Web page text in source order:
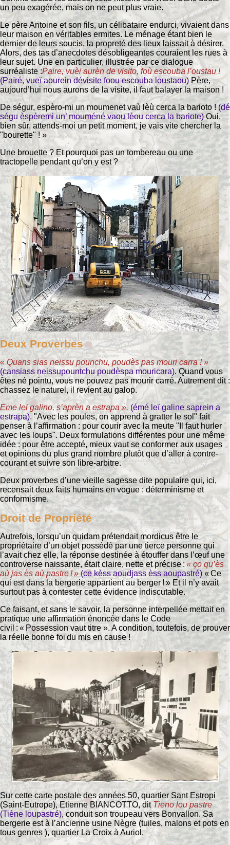
un peu exagérée, mais on ne peut plus vraie.
Le père Antoine et son fils, un célibataire endurci, vivaient dans
leur maison en véritables ermites. Le ménage étant bien le
dernier de leurs soucis, la propreté des lieux laissait à désirer.
Alors, des tas d’anecdotes désobligeantes couraient les rues à
leur sujet. Une en particulier, illustrée par ce dialogue
surréaliste :Paire, vuèi aurèn de visito, foù escouba l’oustau !
(Païré, vueï aourein dévisite foou escouba loustaou)Père,
aujourd’hui nous aurons de la visite, il faut balayer la maison !
De ségur, espèro-mi un moumenet vaù lèù cerca la barioto !(dé
ségu èspèremi un’ mouméné vaou lèou cerca la bariote)Oui,
bien sûr, attends-moi un petit moment, je vais vite chercher la
"bourette" ! »
Une brouette ? Et pourquoi pas un tombereau ou une
tractopelle pendant qu’on y est ?
Deux Proverbes
« Quans sias neissu pounchu, poudès pas mouri carra ! »
(cansiass neissupountchu poudèspa mouricara). Quand vous
êtes né pointu, vous ne pouvez pas mourir carré. Autrement dit :
chassez le naturel, il revient au galop.
Eme lei galino, s’aprèn a estrapa ». (émé leï galine saprein a
estrapa). "Avec les poules, on apprend à gratter le sol" fait
penser à l’affirmation : pour courir avec la meute "Il faut hurler
avec les loups". Deux formulations différentes pour une même
idée : pour être accepté, mieux vaut se conformer aux usages
et opinions du plus grand nombre plutôt que d’aller à contre-
courant et suivre son libre-arbitre.
Deux proverbes d’une vieille sagesse dite populaire qui, ici,
recensait deux faits humains en vogue : déterminisme et
conformisme.
Droit de Propriété
Autrefois, lorsqu’un quidam prétendait mordicus être le
propriétaire d’un objet possédé par une tierce personne qui
l’avait chez elle, la réponse destinée à étouffer dans l’œuf une
controverse naissante, était claire, nette et précise :« ço qu’ès
aù jas ès aù pastre ! » (ce kèss aoudjass èss aoupastré)« Ce
qui est dans la bergerie appartient au berger ! » Et il n’y avait
surtout pas à contester cette évidence indiscutable.
Ce faisant, et sans le savoir, la personne interpellée mettait en
pratique une affirmation énoncée dans le Code
civil : « Possession vaut titre ». A condition, toutefois, de prouver
la réelle bonne foi du mis en cause !
Sur cette carte postale des années 50, quartier Sant Estropi
(Saint-Eutrope), Etienne BIANCOTTO, dit Tieno lou pastre
(Tiène loupastré), conduit son troupeau vers Bonvallon. Sa
bergerie est à l’ancienne usine Nègre (tuiles, malons et pots en
tous genres ), quartier La Croix à Auriol.